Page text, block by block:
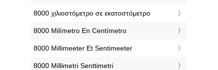
‎8000 χιλιοστόμετρο σε εκατοστόμετρο
‎8000 Milímetro En Centímetro
‎8000 Millimeeter Et Sentimeeter
‎8000 Millimetri Senttimetri